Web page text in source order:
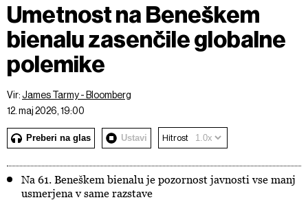
Umetnost na Beneškem
bienalu zasenčile globalne
polemike
Vir:James Tarmy - Bloomberg
12. maj 2026, 19:00
Preberi na glas Ustavi Hitrost
Na 61. Beneškem bienalu je pozornost javnosti vse manj
usmerjena v same razstave